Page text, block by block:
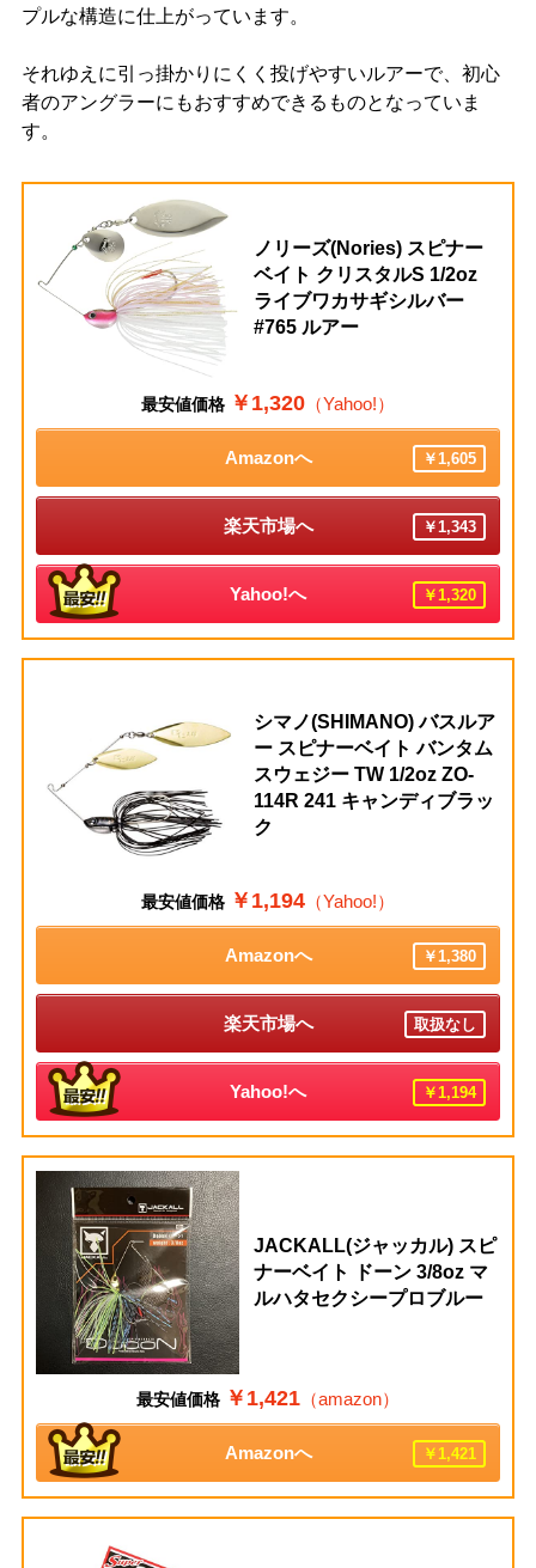
プルな構造に仕上がっています。
それゆえに引っ掛かりにくく投げやすいルアーで、初心
者のアングラーにもおすすめできるものとなっていま
す。
ノリーズ(Nories) スピナー
ベイト クリスタルS 1/2oz
ライブワカサギシルバー
#765 ルアー
最安値価格 ￥1,320 （Yahoo!）
Amazonへ ￥1,605
楽天市場へ ￥1,343
Yahoo!へ ￥1,320
シマノ(SHIMANO) バスルア
ー スピナーベイト バンタム
スウェジー TW 1/2oz ZO-
114R 241 キャンディブラッ
ク
最安値価格 ￥1,194 （Yahoo!）
Amazonへ ￥1,380
楽天市場へ 取扱なし
Yahoo!へ ￥1,194
JACKALL(ジャッカル) スピ
ナーベイト ドーン 3/8oz マ
ルハタセクシープロブルー
最安値価格 ￥1,421 （amazon）
Amazonへ ￥1,421